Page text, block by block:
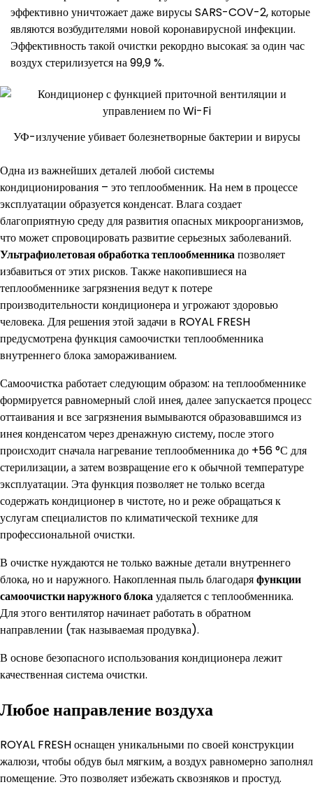
эффективно уничтожает даже вирусы SARS-COV-2, которые
являются возбудителями новой коронавирусной инфекции.
Эффективность такой очистки рекордно высокая: за один час
воздух стерилизуется на 99,9 %.
УФ-излучение убивает болезнетворные бактерии и вирусы
Одна из важнейших деталей любой системы
кондиционирования – это теплообменник. На нем в процессе
эксплуатации образуется конденсат. Влага создает
благоприятную среду для развития опасных микроорганизмов,
что может спровоцировать развитие серьезных заболеваний.
Ультрафиолетовая обработка теплообменникапозволяет
избавиться от этих рисков. Также накопившиеся на
теплообменнике загрязнения ведут к потере
производительности кондиционера и угрожают здоровью
человека. Для решения этой задачи в ROYAL FRESH
предусмотрена функция самоочистки теплообменника
внутреннего блока замораживанием.
Самоочистка работает следующим образом: на теплообменнике
формируется равномерный слой инея, далее запускается процесс
оттаивания и все загрязнения вымываются образовавшимся из
инея конденсатом через дренажную систему, после этого
происходит сначала нагревание теплообменника до +56 °С для
стерилизации, а затем возвращение его к обычной температуре
эксплуатации. Эта функция позволяет не только всегда
содержать кондиционер в чистоте, но и реже обращаться к
услугам специалистов по климатической технике для
профессиональной очистки.
В очистке нуждаются не только важные детали внутреннего
блока, но и наружного. Накопленная пыль благодаряфункции
самоочистки наружного блокаудаляется с теплообменника.
Для этого вентилятор начинает работать в обратном
направлении (так называемая продувка).
В основе безопасного использования кондиционера лежит
качественная система очистки.
Любое направление воздуха
ROYAL FRESH оснащен уникальными по своей конструкции
жалюзи, чтобы обдув был мягким, а воздух равномерно заполнял
помещение. Это позволяет избежать сквозняков и простуд.